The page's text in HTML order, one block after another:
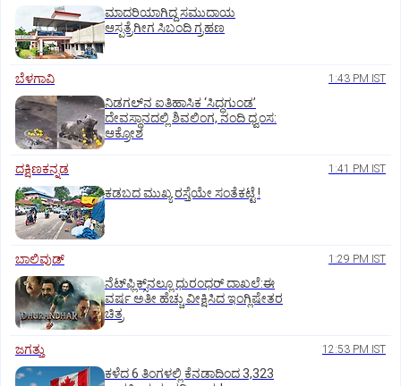
ಮಾದರಿಯಾಗಿದ್ದ ಸಮುದಾಯ
ಆಸ್ಪತ್ರೆಗೀಗ ಸಿಬಂದಿ ಗ್ರಹಣ
ಬೆಳಗಾವಿ 1:43 PM IST
ನಿಡಗಲ್‌ನ ಐತಿಹಾಸಿಕ ‘ಸಿದ್ಧಗುಂಡ’
ದೇವಸ್ಥಾನದಲ್ಲಿ ಶಿವಲಿಂಗ, ನಂದಿ ಧ್ವಂಸ:
ಆಕ್ರೋಶ
ದಕ್ಷಿಣಕನ್ನಡ 1:41 PM IST
ಕಡಬದ ಮುಖ್ಯ ರಸ್ತೆಯೇ ಸಂತೆಕಟ್ಟೆ !
ಬಾಲಿವುಡ್‌ 1:29 PM IST
ನೆಟ್‌ಫ್ಲಿಕ್ಸ್‌ನಲ್ಲೂ ಧುರಂಧರ್‌ ದಾಖಲೆ:ಈ
ವರ್ಷ ಅತೀ ಹೆಚ್ಚು ವೀಕ್ಷಿಸಿದ ಇಂಗ್ಲಿಷೇತರ
ಚಿತ್ರ
ಜಗತ್ತು 12:53 PM IST
ಕಳೆದ 6 ತಿಂಗಳಲ್ಲಿ ಕೆನಡಾದಿಂದ 3,323